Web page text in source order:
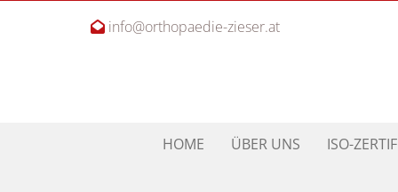
 info@orthopaedie-zieser.at
HOME ÜBER UNS ISO-